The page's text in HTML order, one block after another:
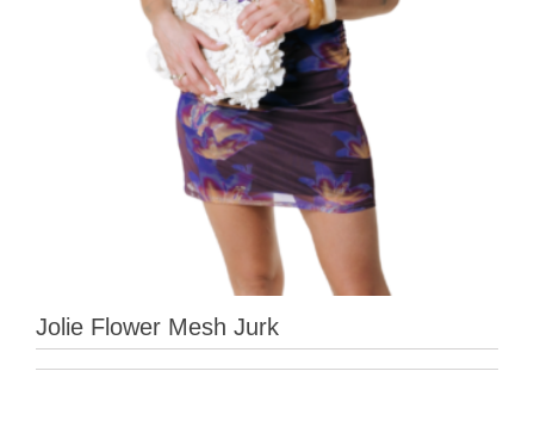
Jolie Flower Mesh Jurk